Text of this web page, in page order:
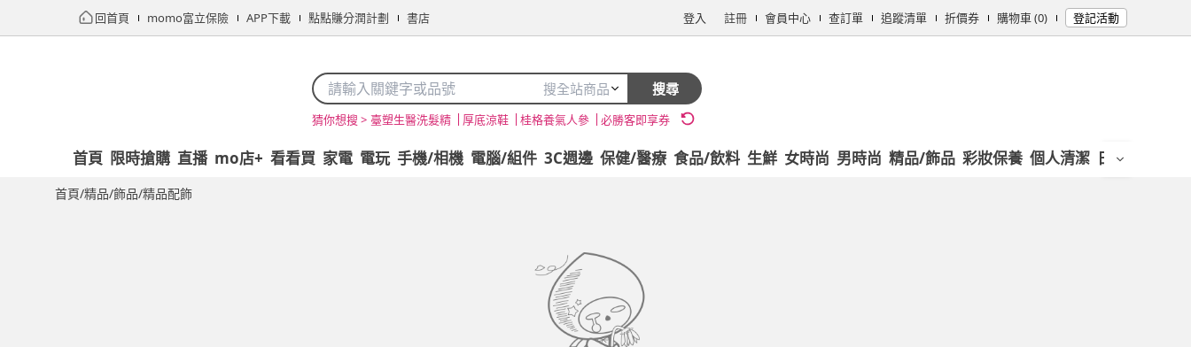
回首頁 momo富立保險 APP下載 點點賺分潤計劃 書店 登入 註冊 會員中心 查訂單 追蹤清單 折價券 購物車 (0) 登記活動
搜全站商品 搜尋
猜你想搜 > 臺塑生醫洗髮精 厚底涼鞋 桂格養氣人參 必勝客即享券
首頁 限時搶購 直播 mo店+ 看看買 家電 電玩 手機/相機 電腦/組件 3C週邊 保健/醫療 食品/飲料 生鮮 女時尚 男時尚 精品/飾品 彩妝保養 個人清潔 日用/紙品
首頁/精品/飾品/精品配飾